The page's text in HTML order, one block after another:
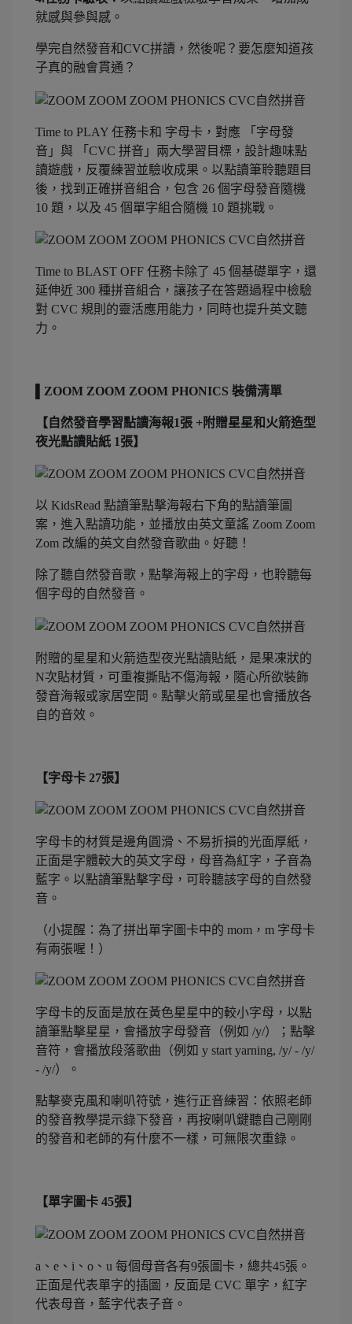
就感與參與感。
學完自然發音和CVC拼讀，然後呢？要怎麼知道孩
子真的融會貫通？
Time to PLAY 任務卡和 字母卡，對應 「字母發
音」與 「CVC 拼音」兩大學習目標，設計趣味點
讀遊戲，反覆練習並驗收成果。以點讀筆聆聽題目
後，找到正確拼音組合，包含 26 個字母發音隨機
10 題，以及 45 個單字組合隨機 10 題挑戰。
Time to BLAST OFF 任務卡除了 45 個基礎單字，還
延伸近 300 種拼音組合，讓孩子在答題過程中檢驗
對 CVC 規則的靈活應用能力，同時也提升英文聽
力。
▌ZOOM ZOOM ZOOM PHONICS 裝備清單
【自然發音學習點讀海報1張 +附贈星星和火箭造型
夜光點讀貼紙 1張】
以 KidsRead 點讀筆點擊海報右下角的點讀筆圖
案，進入點讀功能，並播放由英文童謠 Zoom Zoom
Zom 改編的英文自然發音歌曲。好聽！
除了聽自然發音歌，點擊海報上的字母，也聆聽每
個字母的自然發音。
附贈的星星和火箭造型夜光點讀貼紙，是果凍狀的
N次貼材質，可重複撕貼不傷海報，隨心所欲裝飾
發音海報或家居空間。點擊火箭或星星也會播放各
自的音效。
【字母卡 27張】
字母卡的材質是邊角圓滑、不易折損的光面厚紙，
正面是字體較大的英文字母，母音為紅字，子音為
藍字。以點讀筆點擊字母，可聆聽該字母的自然發
音。
（小提醒：為了拼出單字圖卡中的 mom，m 字母卡
有兩張喔！）
字母卡的反面是放在黃色星星中的較小字母，以點
讀筆點擊星星，會播放字母發音（例如 /y/）；點擊
音符，會播放段落歌曲（例如 y start yarning, /y/ - /y/
- /y/）。
點擊麥克風和喇叭符號，進行正音練習：依照老師
的發音教學提示錄下發音，再按喇叭鍵聽自己剛剛
的發音和老師的有什麼不一樣，可無限次重錄。
【單字圖卡 45張】
a、e、i、o、u 每個母音各有9張圖卡，總共45張。
正面是代表單字的插圖，反面是 CVC 單字，紅字
代表母音，藍字代表子音。